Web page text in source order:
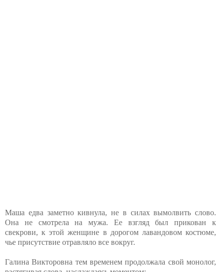
Маша едва заметно кивнула, не в силах вымолвить слово.
Она не смотрела на мужа. Ее взгляд был прикован к
свекрови, к этой женщине в дорогом лавандовом костюме,
чье присутствие отравляло все вокруг.
Галина Викторовна тем временем продолжала свой монолог,